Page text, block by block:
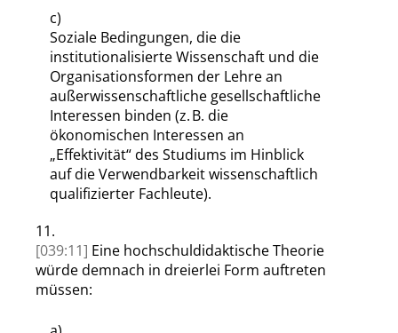
c)
Soziale Bedingungen, die die
institutionalisierte Wissenschaft und die
Organisationsformen der Lehre an
außerwissenschaftliche gesellschaftliche
Interessen binden (z. B. die
ökonomischen Interessen an
„Effektivität“des Studiums im Hinblick
auf die Verwendbarkeit wissenschaftlich
qualifizierter Fachleute).
11.
[039:11] Eine hochschuldidaktische Theorie
würde demnach in dreierlei Form auftreten
müssen: